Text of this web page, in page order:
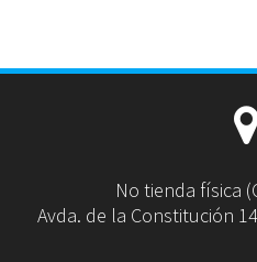
No tienda física
Avda. de la Constitución